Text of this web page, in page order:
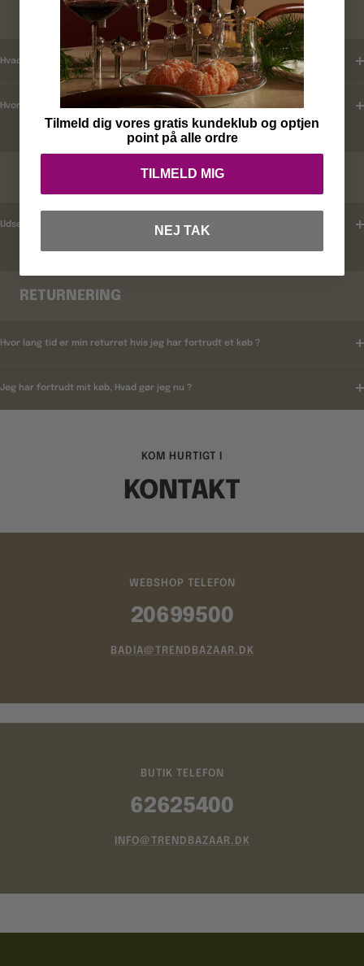
KUNDEKLUB
Hvad er mine fordele ?
Hvordan tilmelder jeg mig ?
Udsender i rabatkoder ?
RETURNERING
Hvor lang tid er min returret hvis jeg har fortrudt et køb ?
Jeg har fortrudt mit køb, Hvad gør jeg nu ?
KOM HURTIGT I
KONTAKT
WEBSHOP TELEFON
20699500
BADIA@TRENDBAZAAR.DK
BUTIK TELEFON
62625400
INFO@TRENDBAZAAR.DK
Tilmeld dig vores gratis kundeklub og optjen
point på alle ordre
TILMELD MIG
NEJ TAK